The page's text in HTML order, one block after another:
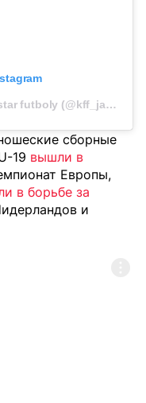
Публикация от KFF Academy | Jastar futboly (@kff_jastar)
сборные
19 вышли в
Европы,
в борьбе за
и